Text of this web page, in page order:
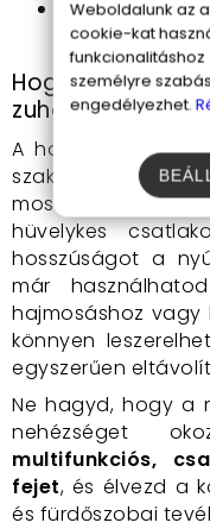
Könnyű súly:
egyszerűen
Hogyan
zuhany fejet?
A használat
szakértelemre.
mosogató
hüvelykes
hosszúságot a
már
hajmosáshoz vagy
könnyen
egyszerűen
Ne hagyd, hogy a
nehézséget
multifunkciós,
fejet, és élvezd a
és fürdőszobai
Weboldalunk az
cookie-kat
funkcionalitáshoz
személyre
engedélyezhet.